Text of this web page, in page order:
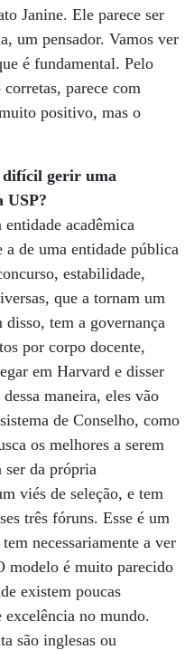
Janine. Ele parece ser
um pensador. Vamos ver
é fundamental. Pelo
parece com
positivo, mas o
difícil gerir uma
USP?
entidade acadêmica
a de uma entidade pública
estabilidade,
que a tornam um
tem a governança
por corpo docente,
em Harvard e disser
maneira, eles vão
de Conselho, como
os melhores a serem
ser da própria
viés de seleção, e tem
três fóruns. Esse é um
necessariamente a ver
modelo é muito parecido
existem poucas
excelência no mundo.
são inglesas ou